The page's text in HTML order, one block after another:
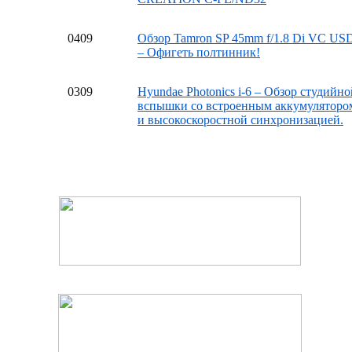
0409
Обзор Tamron SP 45mm f/1.8 Di VC
– Офигеть полтинник!
0309
Hyundae Photonics i-6 – Обзор
вспышки со встроенным
и высокоскоростной синхронизацией.